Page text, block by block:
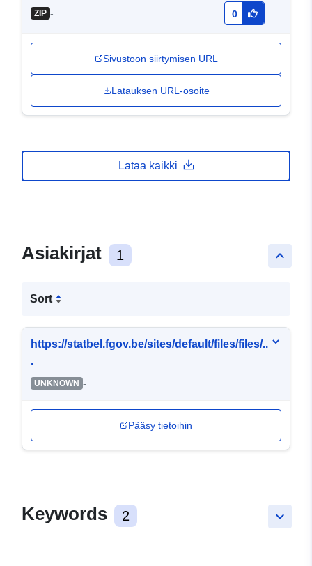
ZIP - 0
Sivustoon siirtymisen URL
Latauksen URL-osoite
Lataa kaikki
keyboard_arrow_up
Asiakirjat 1
Sort
https://statbel.fgov.be/sites/default/files/files/..
.
UNKNOWN -
Pääsy tietoihin
keyboard_arrow_down
Keywords 2